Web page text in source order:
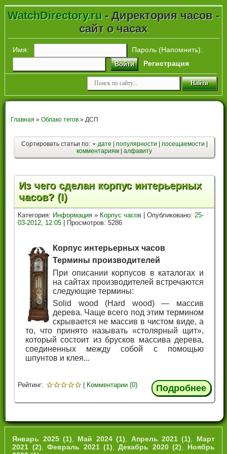
WatchDirectory.ru- Директория часов -
сайт о часах
Имя: Пароль (Напомнить):
Войти Регистрация
Главная » Облако тегов» ДСП
Сортировать статьи по: дате| популярности посещаемости
комментариям |алфавиту
Из чего сделан корпус интерьерных
часов? (I)
Категория: Информация » Корпус часов | Опубликовано:25-
03-2012, 12:05 | Просмотров: 5286
Корпус интерьерных часов
Термины производителей
При описании корпусов в каталогах и
на сайтах производителей встречаются
следующие термины:
Solid wood (Hard wood) — массив
дерева. Чаще всего под этим термином
скрывается не массив в чистом виде, а
то, что принято называть «столярный щит»,
который состоит из брусков массива дерева,
соединенных между собой с помощью
шпунтов и клея...
Рейтинг: ☆☆☆☆☆ Комментарии (0) Подробнее
Январь 2025 (1) Май 2024 (1) Апрель 2021 (1)
Март
2021 (2) ,Февраль 2021 (1) ,Декабрь 2020 (2)
Ноябрь